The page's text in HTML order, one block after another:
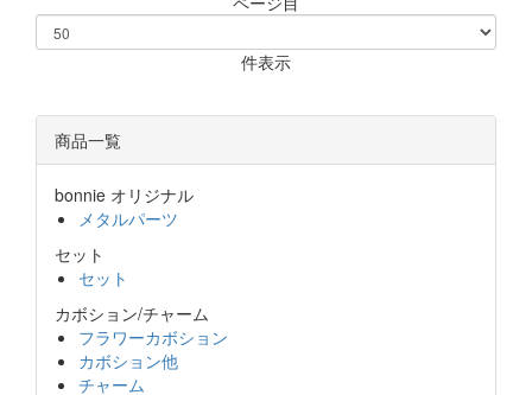
件表示
商品一覧
bonnie オリジナル
メタルパーツ
セット
セット
カボション/チャーム
フラワーカボション
カボション他
チャーム